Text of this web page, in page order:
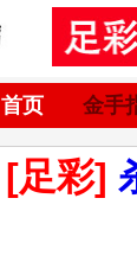
首页 金手
[足彩]